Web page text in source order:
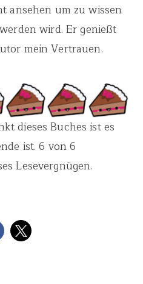
ansehen um zu wissen
wird. Er genießt
mein Vertrauen.
dieses Buches ist es
ist. 6 von 6
Lesevergnügen.